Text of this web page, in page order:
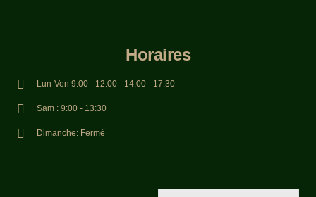
Horaires
Lun-Ven 9:00 - 12:00 - 14:00 - 17:30
Sam : 9:00 - 13:30
Dimanche: Fermé